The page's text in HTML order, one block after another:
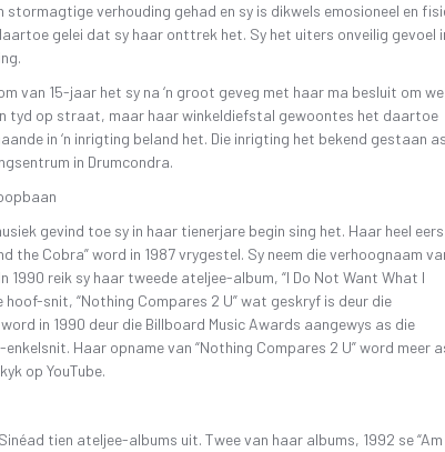
stormagtige verhouding gehad en sy is dikwels emosioneel en
gelei dat sy haar onttrek het. Sy het uiters onveilig gevoel
van 15-jaar het sy na ‘n groot geveg met haar ma besluit om
tyd op straat, maar haar winkeldiefstal gewoontes het daartoe
in ‘n inrigting beland het. Die inrigting het bekend gestaan
in Drumcondra.
gevind toe sy in haar tienerjare begin sing het. Haar heel
the Cobra” word in 1987 vrygestel. Sy neem die verhoognaam
1990 reik sy haar tweede ateljee-album, “I Do Not Want What I
hoof-snit, “Nothing Compares 2 U” wat geskryf is deur die
in 1990 deur die Billboard Music Awards aangewys as die
enkelsnit. Haar opname van “Nothing Compares 2 U” word meer
op YouTube.
tien ateljee-albums uit. Twee van haar albums, 1992 se “Am